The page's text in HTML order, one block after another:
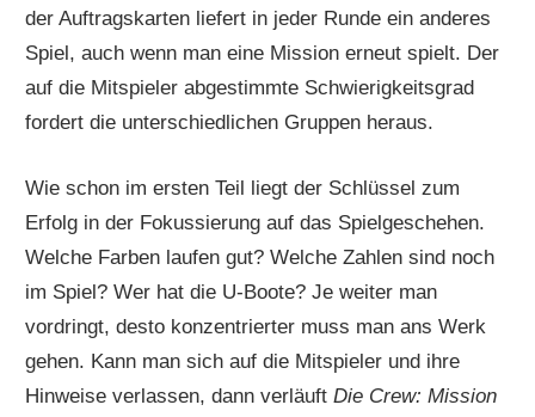
der Auftragskarten liefert in jeder Runde ein anderes
Spiel, auch wenn man eine Mission erneut spielt. Der
auf die Mitspieler abgestimmte Schwierigkeitsgrad
fordert die unterschiedlichen Gruppen heraus.
Wie schon im ersten Teil liegt der Schlüssel zum
Erfolg in der Fokussierung auf das Spielgeschehen.
Welche Farben laufen gut? Welche Zahlen sind noch
im Spiel? Wer hat die U-Boote? Je weiter man
vordringt, desto konzentrierter muss man ans Werk
gehen. Kann man sich auf die Mitspieler und ihre
Hinweise verlassen, dann verläuftDie Crew: Mission